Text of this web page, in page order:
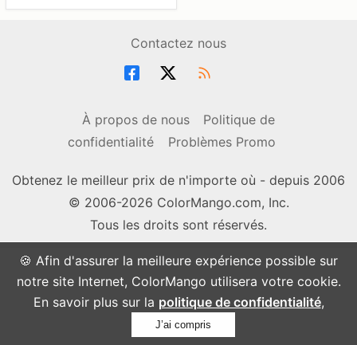
🍪 Afin d'assurer la meilleure expérience possible sur
notre site Internet, ColorMango utilisera votre cookie.
En savoir plus sur la politique de confidentialité,
J’ai compris
Contactez nous
À propos de nous
Politique de
confidentialité
Problèmes Promo
Obtenez le meilleur prix de n'importe où - depuis 2006
© 2006-2026 ColorMango.com, Inc.
Tous les droits sont réservés.